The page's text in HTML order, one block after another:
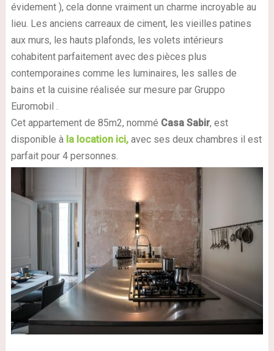
évidement ), cela donne vraiment un charme incroyable au
lieu. Les anciens carreaux de ciment, les vieilles patines
aux murs, les hauts plafonds, les volets intérieurs
cohabitent parfaitement avec des pièces plus
contemporaines comme les luminaires, les salles de
bains et la cuisine réalisée sur mesure par Gruppo
Euromobil .
Cet appartement de 85m2, nommé Casa Sabir, est
disponible à la location ici,avec ses deux chambres il est
parfait pour 4 personnes.